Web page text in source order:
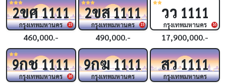
15
2ขศ1111
กรุงเทพมหานคร
460,000.-
15
2ขส1111
กรุงเทพมหานคร
490,000.-
16
วว 1111
กรุงเทพมหานคร
17,900,000.-
16
9กช1111
กรุงเทพมหานคร
9กฆ1111
กรุงเทพมหานคร
สว1111
กรุงเทพมหานคร